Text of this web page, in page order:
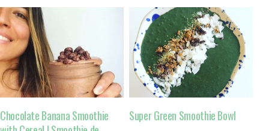
Chocolate Banana Smoothie
Super Green Smoothie Bowl